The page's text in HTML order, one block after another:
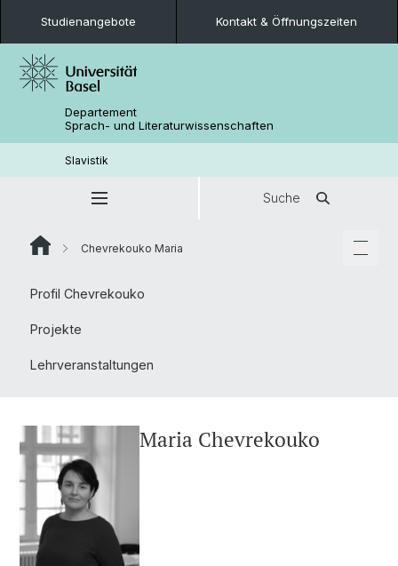
Studienangebote Kontakt & Öffnungszeiten
Departement
Sprach- und Literaturwissenschaften
Slavistik
Suche
Chevrekouko Maria
Profil Chevrekouko
Projekte
Lehrveranstaltungen
Maria Chevrekouko